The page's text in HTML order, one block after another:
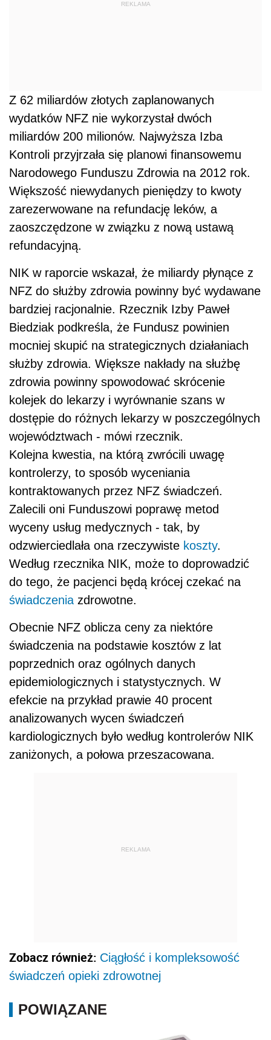
REKLAMA
Z 62 miliardów złotych zaplanowanych
wydatków NFZ nie wykorzystał dwóch
miliardów 200 milionów. Najwyższa Izba
Kontroli przyjrzała się planowi finansowemu
Narodowego Funduszu Zdrowia na 2012 rok.
Większość niewydanych pieniędzy to kwoty
zarezerwowane na refundację leków, a
zaoszczędzone w związku z nową ustawą
refundacyjną.
NIK w raporcie wskazał, że miliardy płynące z
NFZ do służby zdrowia powinny być wydawane
bardziej racjonalnie. Rzecznik Izby Paweł
Biedziak podkreśla, że Fundusz powinien
mocniej skupić na strategicznych działaniach
służby zdrowia. Większe nakłady na służbę
zdrowia powinny spowodować skrócenie
kolejek do lekarzy i wyrównanie szans w
dostępie do różnych lekarzy w poszczególnych
województwach - mówi rzecznik.
Kolejna kwestia, na którą zwrócili uwagę
kontrolerzy, to sposób wyceniania
kontraktowanych przez NFZ świadczeń.
Zalecili oni Funduszowi poprawę metod
wyceny usług medycznych - tak, by
odzwierciedlała ona rzeczywiste koszty.
Według rzecznika NIK, może to doprowadzić
do tego, że pacjenci będą krócej czekać na
świadczenia zdrowotne.
Obecnie NFZ oblicza ceny za niektóre
świadczenia na podstawie kosztów z lat
poprzednich oraz ogólnych danych
epidemiologicznych i statystycznych. W
efekcie na przykład prawie 40 procent
analizowanych wycen świadczeń
kardiologicznych było według kontrolerów NIK
zaniżonych, a połowa przeszacowana.
REKLAMA
Zobacz również: Ciągłość i kompleksowość
świadczeń opieki zdrowotnej
POWIĄZANE